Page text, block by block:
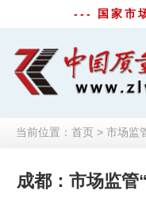
--- 国家市
当前位置： 首页 > 市场监
成都：市场监管